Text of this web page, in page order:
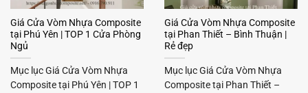
Giá Cửa Vòm Nhựa Composite
tại Phú Yên | TOP 1 Cửa Phòng
Ngủ
Mục lục Giá Cửa Vòm Nhựa
Composite tại Phú Yên | TOP 1
Giá Cửa Vòm Nhựa Composite
tại Phan Thiết – Bình Thuận |
Rẻ đẹp
Mục lục Giá Cửa Vòm Nhựa
Composite tại Phan Thiết –